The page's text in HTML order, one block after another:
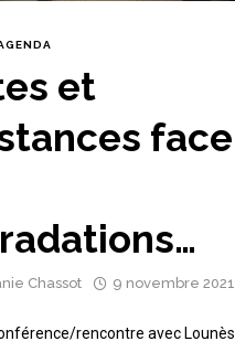
et
face
Chassot 9 novembre 2021
rencontre avec Lounès